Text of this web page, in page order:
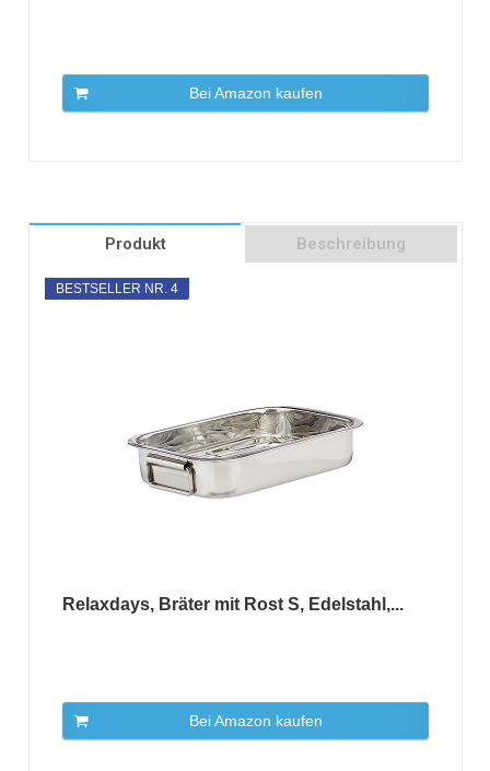
Bei Amazon kaufen
Produkt Beschreibung
BESTSELLER NR. 4
Relaxdays, Bräter mit Rost S, Edelstahl,...
Bei Amazon kaufen